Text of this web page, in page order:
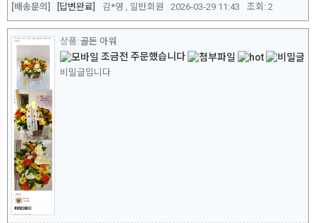
답변완료
[배송문의] 김*영 , 일반회원 2026-03-29 11:43 조회: 2
골든 아워
조금전 주문했습니다
비밀글입니다